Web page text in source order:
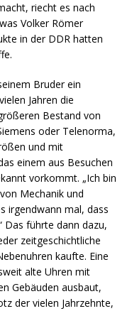
riecht es nach
Volker Römer
in der DDR hatten
Bruder ein
Jahren die
Bestand von
oder Telenorma,
und mit
einem aus Besuchen
vorkommt. „Ich bin
Mechanik und
irgendwann mal, dass
Das führte dann dazu,
zeitgeschichtliche
kaufte. Eine
alte Uhren mit
Gebäuden ausbaut,
der vielen Jahrzehnte,